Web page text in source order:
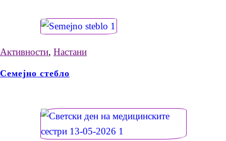
Активности, Настани
Семејно стебло